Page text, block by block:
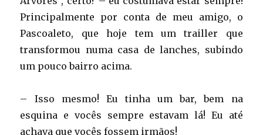
Principalmente por conta de meu amigo, o
Pascoaleto, que hoje tem um trailler que
transformou numa casa de lanches, subindo
um pouco bairro acima.
– Isso mesmo! Eu tinha um bar, bem na
esquina e vocês sempre estavam lá! Eu até
achava que vocês fossem irmãos!